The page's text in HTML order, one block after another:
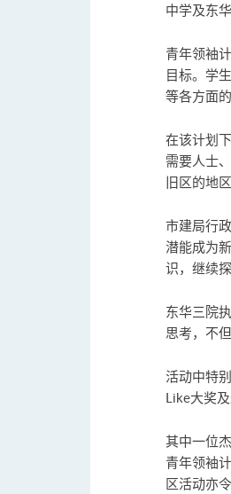
中学及东
青年领袖
目标。学
等各方面
在该计划
需要人士
旧区的地区
市建局行
潜能成为
识，继续
东华三院
思考，不
活动中特
Like大奖
其中一位
青年领袖
区活动亦